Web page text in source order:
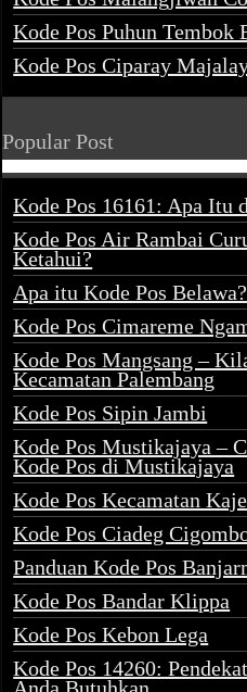
Kode Pos Puhun Tembok
Kode Pos Ciparay
Popular Post
Kode Pos 16161: Apa Itu
Kode Pos Air Rambai
Ketahui?
Apa itu Kode Pos Belawa?
Kode Pos Cimareme
Kode Pos Mangsang –
Kecamatan Palembang
Kode Pos Sipin Jambi
Kode Pos Mustikajaya –
Kode Pos di Mustikajaya
Kode Pos Kecamatan
Kode Pos Ciadeg
Panduan Kode Pos
Kode Pos Bandar Klippa
Kode Pos Kebon Lega
Kode Pos 14260: